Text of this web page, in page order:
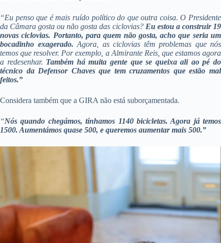
“Eu penso que é mais ruído político do que outra coisa. O Presidente
da Câmara gosta ou não gosta das ciclovias? Eu estou a construir 19
novas ciclovias. Portanto, para quem não gosta, acho que seria um
bocadinho exagerado. Agora, as ciclovias têm problemas que nós
temos que resolver. Por exemplo, a Almirante Reis, que estamos agora
a redesenhar. Também há muita gente que se queixa ali ao pé do
técnico da Defensor Chaves que tem cruzamentos que estão mal
feitos.”
Considera também que a GIRA não está suborçamentada.
“Nós quando chegámos, tínhamos 1140 bicicletas. Agora já temos
1500. Aumentámos quase 500, e queremos aumentar mais 500.”